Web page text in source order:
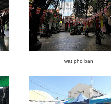
wat pho ban